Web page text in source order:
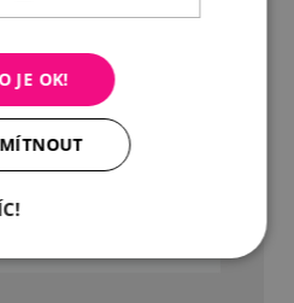
JE OK!